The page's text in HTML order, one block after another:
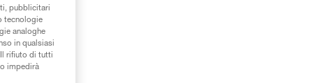
pubblicitari
tecnologie
analoghe
in qualsiasi
rifiuto di tutti
impedirà